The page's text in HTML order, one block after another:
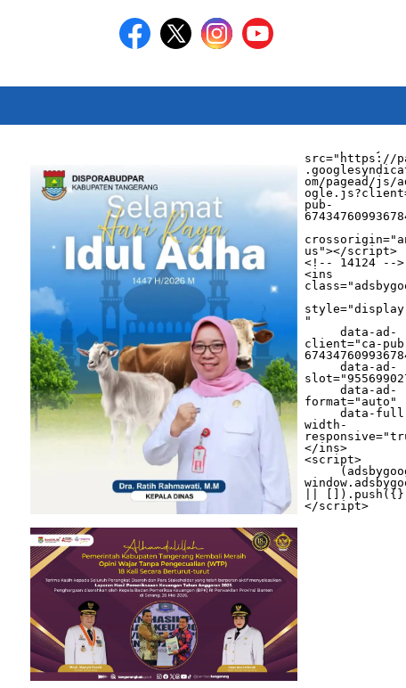
src="https://
om/pagead/js/
pub-
us"></script>
<!-- 14124 -->
<ins
"
     data-ad-
client="ca-
     data-ad-
     data-ad-
format="auto"
     data-full-
width-
</ins>
<script>
||
</script>